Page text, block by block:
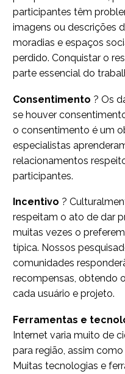
participantes têm
imagens ou descrições
moradias e espaços
perdido. Conquistar o
parte essencial do
Consentimento ? Os
se houver
o consentimento é um
especialistas
relacionamentos
participantes.
Incentivo ?
respeitam o ato de dar
muitas vezes o
típica. Nossos
comunidades
recompensas, obtendo
cada usuário e projeto.
Ferramentas e
Internet varia muito de
para região, assim
Muitas tecnologias e